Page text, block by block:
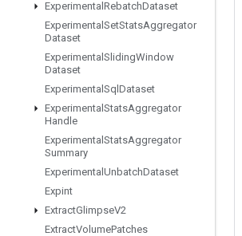
Experimental RebatchDataset
Experimental SetStatsAggregator
Dataset
Experimental SlidingWindow
Dataset
Experimental Sql Dataset
Experimental StatsAggregator
Handle
Experimental StatsAggregator
Summary
Experimental UnbatchDataset
Expint
ExtractGlimpseV2
ExtractVolumePatches